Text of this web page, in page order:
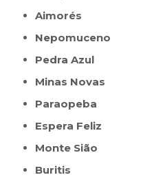
Aimorés
Nepomuceno
Pedra Azul
Minas Novas
Paraopeba
Espera Feliz
Monte Sião
Buritis